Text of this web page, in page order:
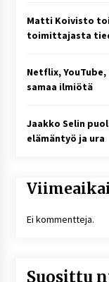
Matti Koivisto
toimittajasta
Netflix,
samaa ilmiötä
Jaakko Selin
elämäntyö ja ura
Ei kommentteja.
Suosittu